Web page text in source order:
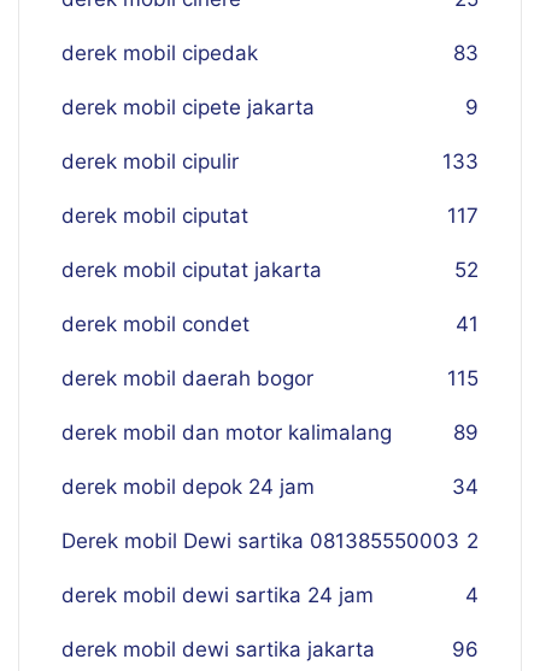
derek mobil cipedak 83
derek mobil cipete jakarta 9
derek mobil cipulir 133
derek mobil ciputat 117
derek mobil ciputat jakarta 52
derek mobil condet 41
derek mobil daerah bogor 115
derek mobil dan motor kalimalang 89
derek mobil depok 24 jam 34
Derek mobil Dewi sartika 081385550003 2
derek mobil dewi sartika 24 jam 4
derek mobil dewi sartika jakarta 96